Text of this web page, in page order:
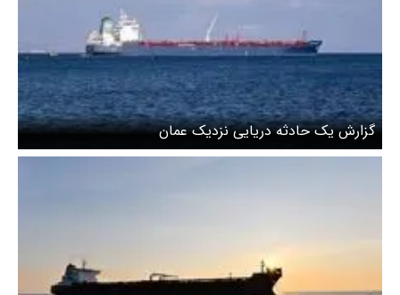
گزارش یک حادثه دریایی نزدیک عمان